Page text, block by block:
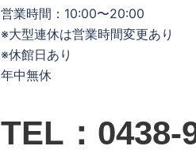
営業時間：10:00〜20:00
※大型連休は営業時間変更あり
※休館日あり
年中無休
TEL：0438-